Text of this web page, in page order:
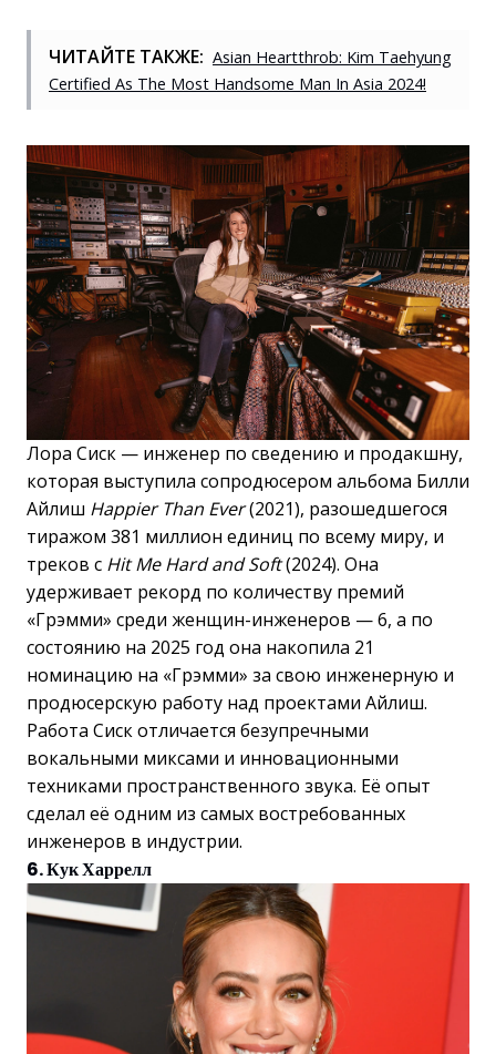
ЧИТАЙТЕ ТАКЖЕ: Asian Heartthrob: Kim Taehyung
Certified As The Most Handsome Man In Asia 2024!
Лора Сиск — инженер по сведению и продакшну,
которая выступила сопродюсером альбома Билли
Айлиш Happier Than Ever(2021), разошедшегося
тиражом 381 миллион единиц по всему миру, и
треков с Hit Me Hard and Soft(2024). Она
удерживает рекорд по количеству премий
«Грэмми» среди женщин-инженеров — 6, а по
состоянию на 2025 год она накопила 21
номинацию на «Грэмми» за свою инженерную и
продюсерскую работу над проектами Айлиш.
Работа Сиск отличается безупречными
вокальными миксами и инновационными
техниками пространственного звука. Её опыт
сделал её одним из самых востребованных
инженеров в индустрии.
6. Кук Харрелл